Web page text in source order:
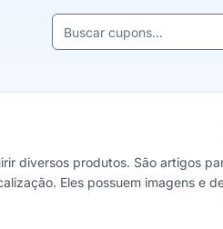
Buscar cupons e lojas
diversos produtos. São artigos
Eles possuem imagens e